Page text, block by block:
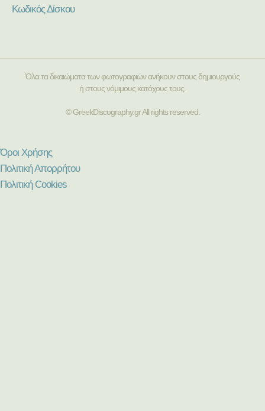
Κωδικός Δίσκου
Όλα τα δικαιώματα των φωτογραφιών ανήκουν στους δημιουργούς
ή στους νόμιμους κατόχους τους.
© GreekDiscography.gr All rights reserved.
Όροι Χρήσης
Πολιτική Απορρήτου
Πολιτική Cookies